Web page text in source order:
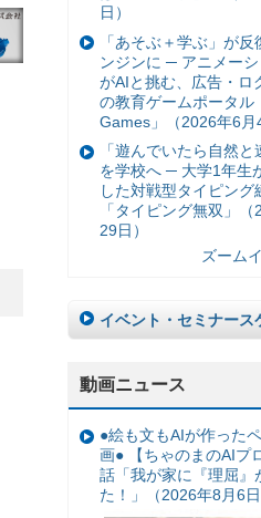
日）
「あそぶ＋学ぶ」が反
ンジンに ─ アニメー
がAIと挑む、広告・ロ
の教育ゲームポータル
Games」（2026年6月4
「遊んでいたら自然と
を学校へ ─ 大学1年生
した対戦型タイピング
「タイピング無双」（
29日）
ズーム
イベント・セミナース
動画ニュース
●絵も文もAIが作った
画● 【ちゃのまのAIプ
話「我が家に『理屈』
た！」（2026年8月6日